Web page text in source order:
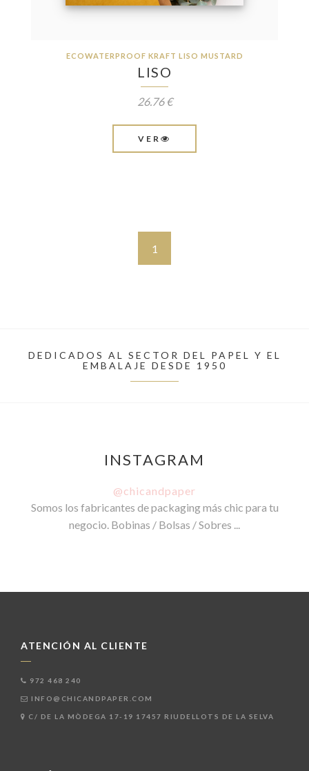
ECOWATERPROOF KRAFT LISO MUSTARD
LISO
26.76 €
VER
1
DEDICADOS AL SECTOR DEL PAPEL Y EL
EMBALAJE DESDE 1950
INSTAGRAM
@chicandpaper
Somos los fabricantes de packaging más chic para tu
negocio. Bobinas / Bolsas / Sobres ...
ATENCIÓN AL CLIENTE
972 468 240
INFO@CHICANDPAPER.COM
C/ DE LA MÒDEGA 17-19 17457 RIUDELLOTS DE LA SELVA